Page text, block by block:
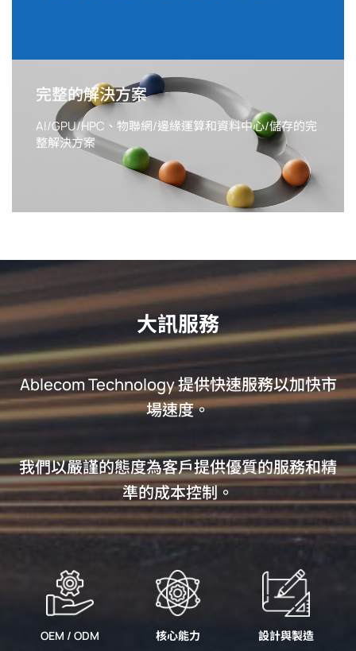
完整的解決方案
AI/GPU/HPC、物聯網/邊緣運算和資料中心/儲存的完
整解決方案
大訊服務
Ablecom Technology 提供快速服務以加快市
場速度。
我們以嚴謹的態度為客戶提供優質的服務和精
準的成本控制。
OEM / ODM 核心能力 設計與製造